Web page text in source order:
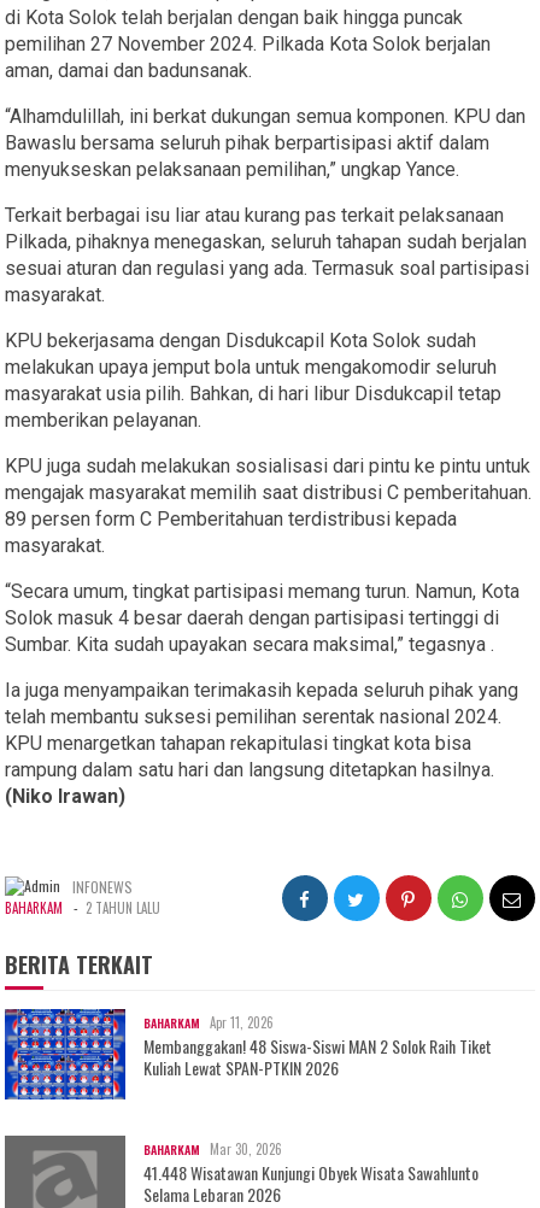
di Kota Solok telah berjalan dengan baik hingga puncak
pemilihan 27 November 2024. Pilkada Kota Solok berjalan
aman, damai dan badunsanak.
“Alhamdulillah, ini berkat dukungan semua komponen. KPU dan
Bawaslu bersama seluruh pihak berpartisipasi aktif dalam
menyukseskan pelaksanaan pemilihan,” ungkap Yance.
Terkait berbagai isu liar atau kurang pas terkait pelaksanaan
Pilkada, pihaknya menegaskan, seluruh tahapan sudah berjalan
sesuai aturan dan regulasi yang ada. Termasuk soal partisipasi
masyarakat.
KPU bekerjasama dengan Disdukcapil Kota Solok sudah
melakukan upaya jemput bola untuk mengakomodir seluruh
masyarakat usia pilih. Bahkan, di hari libur Disdukcapil tetap
memberikan pelayanan.
KPU juga sudah melakukan sosialisasi dari pintu ke pintu untuk
mengajak masyarakat memilih saat distribusi C pemberitahuan.
89 persen form C Pemberitahuan terdistribusi kepada
masyarakat.
“Secara umum, tingkat partisipasi memang turun. Namun, Kota
Solok masuk 4 besar daerah dengan partisipasi tertinggi di
Sumbar. Kita sudah upayakan secara maksimal,” tegasnya .
Ia juga menyampaikan terimakasih kepada seluruh pihak yang
telah membantu suksesi pemilihan serentak nasional 2024.
KPU menargetkan tahapan rekapitulasi tingkat kota bisa
rampung dalam satu hari dan langsung ditetapkan hasilnya.
(Niko Irawan)
INFONEWS
BAHARKAM - 2 TAHUN LALU
BERITA TERKAIT
BAHARKAM Apr 11, 2026
Membanggakan! 48 Siswa-Siswi MAN 2 Solok Raih Tiket
Kuliah Lewat SPAN-PTKIN 2026
BAHARKAM Mar 30, 2026
41.448 Wisatawan Kunjungi Obyek Wisata Sawahlunto
Selama Lebaran 2026